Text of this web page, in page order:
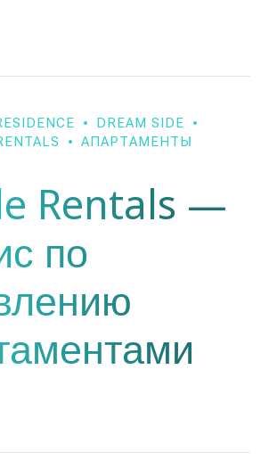
DREAM SIDE
АПАРТАМЕНТЫ
Rentals —
по